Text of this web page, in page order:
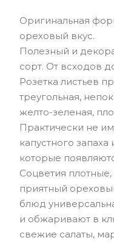
Оригинальная
ореховый вкус.
Полезный и
сорт. От всходов
Розетка листьев
треугольная,
желто-зеленая,
Практически не
капустного запаха
которые
Соцветия
приятный
блюд
и обжаривают в
свежие салаты,